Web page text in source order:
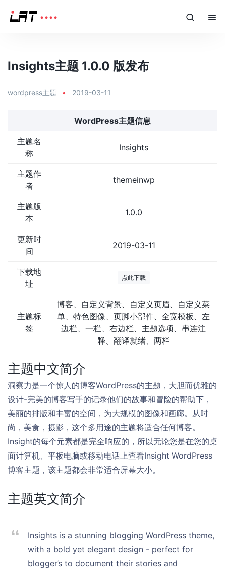
Insights主题 1.0.0 版发布
wordpress主题 • 2019-03-11
WordPress主题信息
主题名
称
Insights
主题作
者
themeinwp
主题版
本
1.0.0
更新时
间
2019-03-11
下载地
址
点此下载
主题标
签
博客、自定义背景、自定义页眉、自定义菜
单、特色图像、页脚小部件、全宽模板、左
边栏、一栏、右边栏、主题选项、串连注
释、翻译就绪、两栏
主题中文简介
洞察力是一个惊人的博客WordPress的主题，大胆而优雅的
设计-完美的博客写手的记录他们的故事和冒险的帮助下，
美丽的排版和丰富的空间，为大规模的图像和画廊。从时
尚，美食，摄影，这个多用途的主题将适合任何博客。
Insight的每个元素都是完全响应的，所以无论您是在您的桌
面计算机、平板电脑或移动电话上查看Insight WordPress
博客主题，该主题都会非常适合屏幕大小。
主题英文简介
Insights is a stunning blogging WordPress theme,
with a bold yet elegant design - perfect for
blogger’s to document their stories and